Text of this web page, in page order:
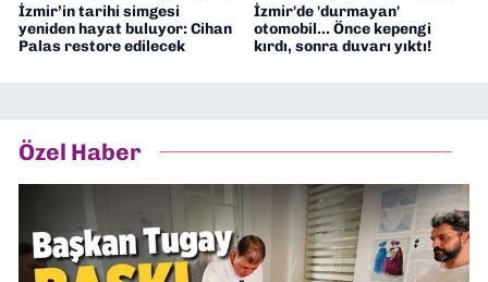
İzmir’in tarihi simgesi
yeniden hayat buluyor: Cihan
Palas restore edilecek
İzmir'de 'durmayan'
otomobil... Önce kepengi
kırdı, sonra duvarı yıktı!
Özel Haber